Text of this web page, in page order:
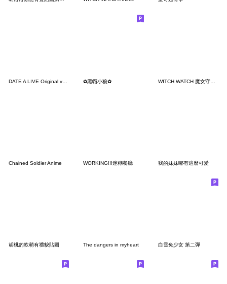
✿黑帽小狼✿ WITCH WATCH 魔女守護者
Chained Soldier Anime WORKING!!!迷糊餐廳 我的妹妹哪有這麼可愛
胡桃的軟萌有禮貌貼圖 The dangers in myheart 白雪兔少女 第二彈